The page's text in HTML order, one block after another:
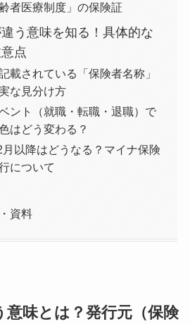
齢者医療制度」の保険証
う意味を知る！具体的な
点
載されている「保険者名称」
な見分け方
ント（就職・転職・退職）で
はどう変わる？
以降はどうなる？マイナ保険
について
資料
意味とは？発行元（保険